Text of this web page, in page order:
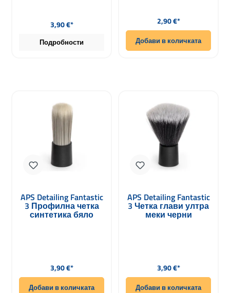
Редовна цена:
3,90 €*
Подробности
Редовна цена:
2,90 €*
Добави в количката
APS Detailing Fantastic
3 Профилна четка
синтетика бяло
Редовна цена:
3,90 €*
Добави в количката
APS Detailing Fantastic
3 Четка глави ултра
меки черни
Редовна цена:
3,90 €*
Добави в количката